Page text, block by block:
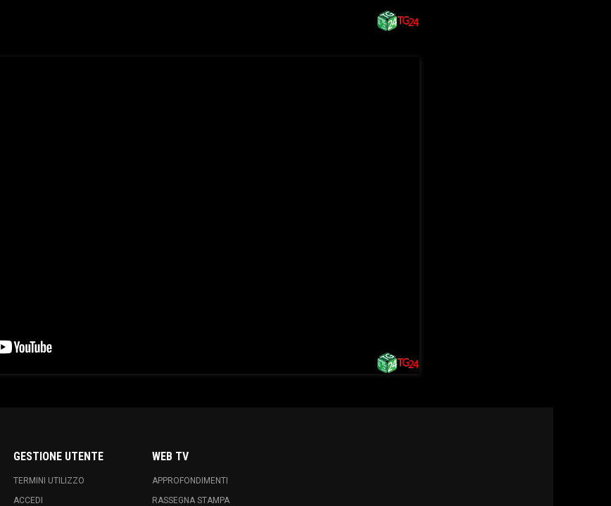
GESTIONE UTENTE
TERMINI UTILIZZO
ACCEDI
WEB TV
APPROFONDIMENTI
RASSEGNA STAMPA